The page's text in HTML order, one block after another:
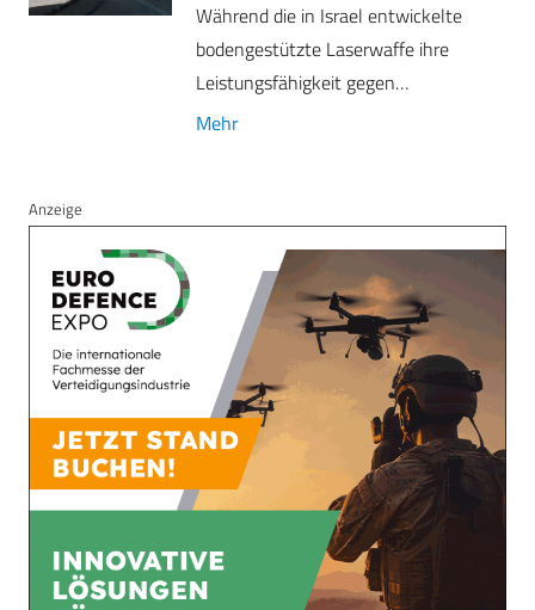
Während die in Israel entwickelte
bodengestützte Laserwaffe ihre
Leistungsfähigkeit gegen…
Mehr
Anzeige